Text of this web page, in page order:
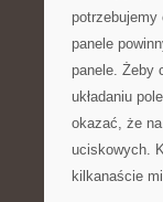
potrzebujemy
panele
panele. Żeby
układaniu
okazać, że
uciskowych.
kilkanaście